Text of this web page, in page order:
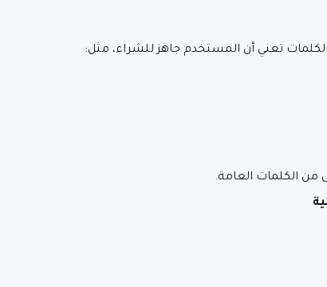
تعني أن المستخدم جاهز للشراء، مثل:
من الكلمات العامة.